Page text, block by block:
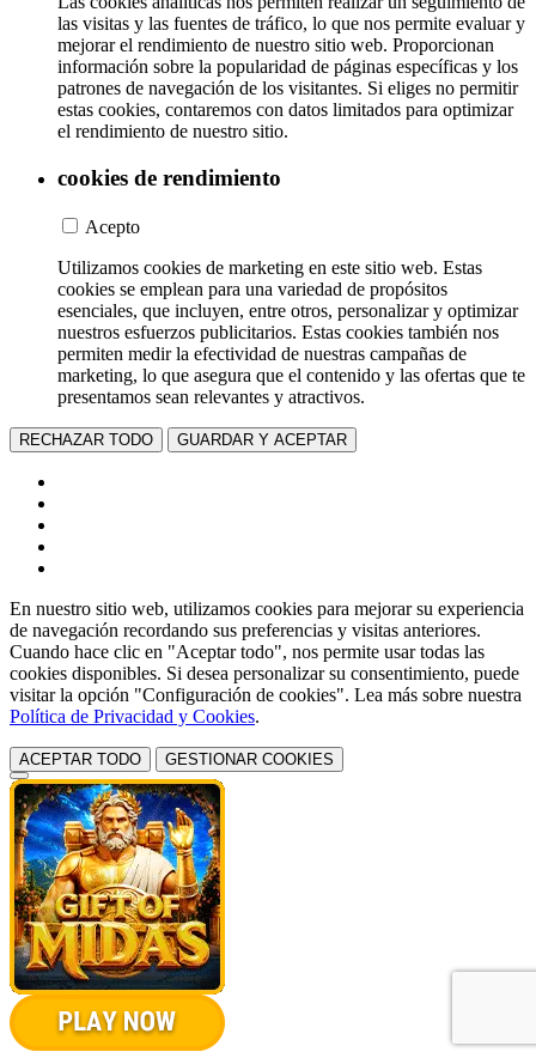
las visitas y las fuentes de tráfico, lo que nos permite evaluar y
mejorar el rendimiento de nuestro sitio web. Proporcionan
información sobre la popularidad de páginas específicas y los
patrones de navegación de los visitantes. Si eliges no permitir
estas cookies, contaremos con datos limitados para optimizar
el rendimiento de nuestro sitio.
cookies de rendimiento
Acepto
Utilizamos cookies de marketing en este sitio web. Estas
cookies se emplean para una variedad de propósitos
esenciales, que incluyen, entre otros, personalizar y optimizar
nuestros esfuerzos publicitarios. Estas cookies también nos
permiten medir la efectividad de nuestras campañas de
marketing, lo que asegura que el contenido y las ofertas que te
presentamos sean relevantes y atractivos.
RECHAZAR TODO GUARDAR Y ACEPTAR
En nuestro sitio web, utilizamos cookies para mejorar su experiencia
de navegación recordando sus preferencias y visitas anteriores.
Cuando hace clic en "Aceptar todo", nos permite usar todas las
cookies disponibles. Si desea personalizar su consentimiento, puede
visitar la opción "Configuración de cookies". Lea más sobre nuestra
Política de Privacidad y Cookies.
ACEPTAR TODO GESTIONAR COOKIES